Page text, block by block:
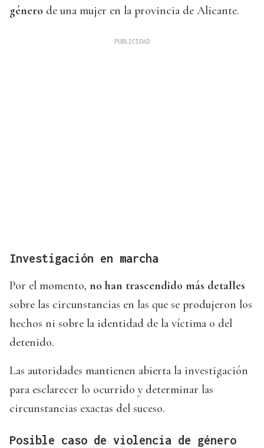
género de una mujer en la provincia de Alicante.
Investigación en marcha
Por el momento, no han trascendido más detalles
sobre las circunstancias en las que se produjeron los
hechos ni sobre la identidad de la víctima o del
detenido.
Las autoridades mantienen abierta la investigación
para esclarecer lo ocurrido y determinar las
circunstancias exactas del suceso.
Posible caso de violencia de género